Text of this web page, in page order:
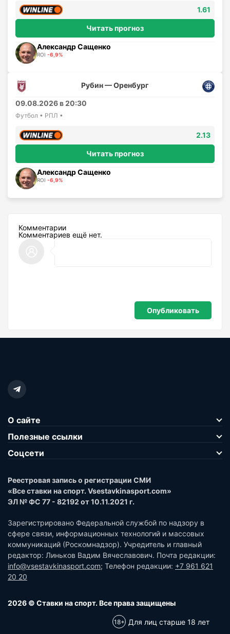
1.61
Читать прогноз
Александр Сащенко
ROI -6,9%
Рубин — Оренбург
09.08.2026 в 20:30
Футбол • РПЛ •
2.13
Читать прогноз
Александр Сащенко
ROI -6,9%
Комментарии
Комментариев ещё нет.
О сайте
Полезные ссылки
Соцсети
Реестровая запись о регистрации СМИ
«Все ставки на спорт. Vsestavkinasport.com»
ЭЛ № ФС 77 - 82192 от 10.11.2021 г.
Зарегистрировано Федеральной службой по надзору в
сфере связи, информационных технологий и массовых
коммуникаций (Роскомнадзор). Учредитель и главный
редактор: Линьков Вадим Вячеславович. Почта редакции:
info@vsestavkinasport.com; Телефон редакции: +7 961 621
20 20
2026 © Ставки на спорт. Все права защищены
Для лиц старше 18 лет